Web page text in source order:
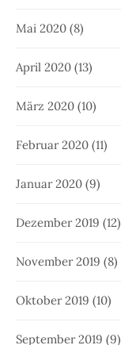
Mai 2020 (8)
April 2020 (13)
März 2020 (10)
Februar 2020 (11)
Januar 2020 (9)
Dezember 2019 (12)
November 2019 (8)
Oktober 2019 (10)
September 2019 (9)